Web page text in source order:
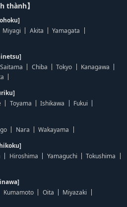
thành】
Miyagi Akita
Yamagata
Saitama Chiba Tokyo
Kanagawa
Toyama Ishikawa
Fukui
Nara
Wakayama
Hiroshima Yamaguchi
Tokushima
Kumamoto Oita
Miyazaki